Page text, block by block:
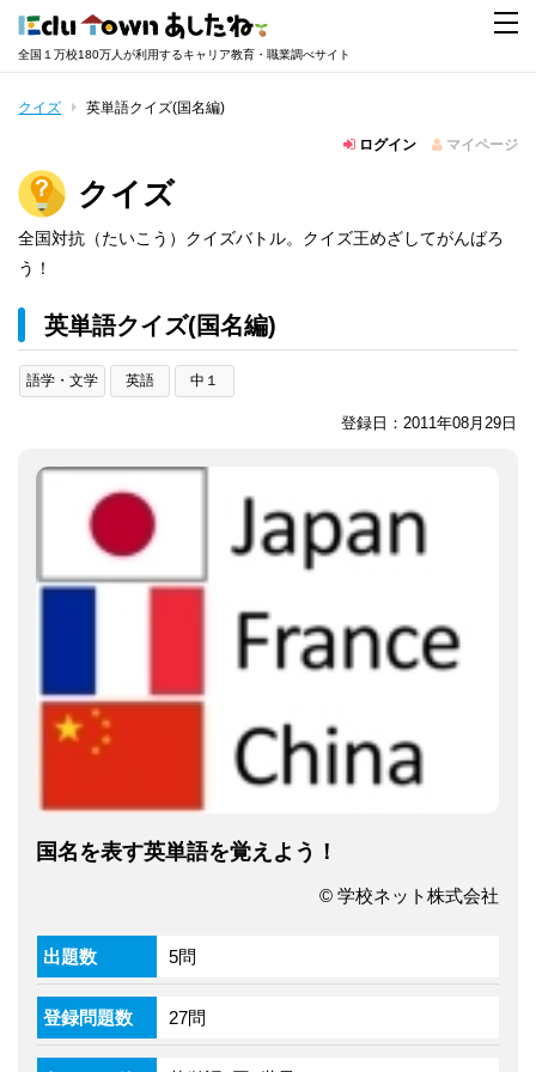
全国１万校180万人が利用するキャリア教育・職業調べサイト
クイズ 英単語クイズ(国名編)
ログイン マイページ
クイズ
全国対抗（たいこう）クイズバトル。クイズ王めざしてがんばろ
う！
英単語クイズ(国名編)
語学・文学 英語 中１
登録日：2011年08月29日
国名を表す英単語を覚えよう！
© 学校ネット株式会社
出題数 5問
登録問題数 27問